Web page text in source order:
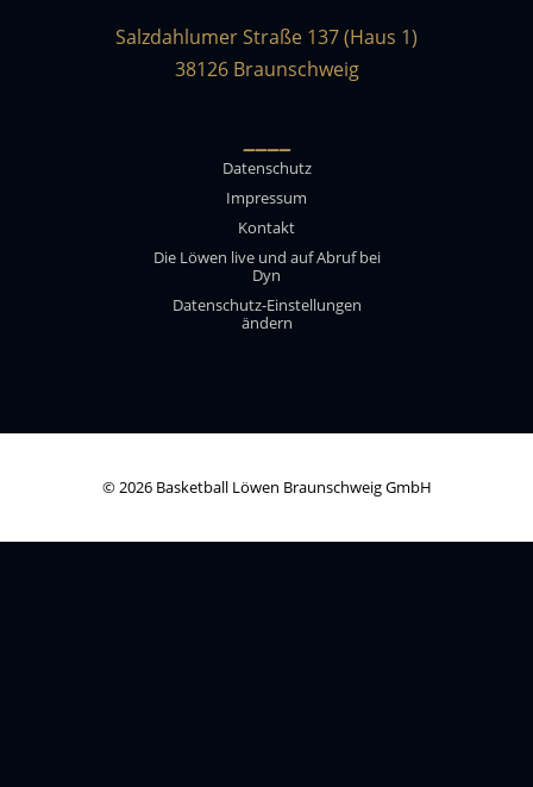
Salzdahlumer Straße 137 (Haus 1)
38126 Braunschweig
____
Datenschutz
Impressum
Kontakt
Die Löwen live und auf Abruf bei
Dyn
Datenschutz-Einstellungen
ändern
© 2026 Basketball Löwen Braunschweig GmbH